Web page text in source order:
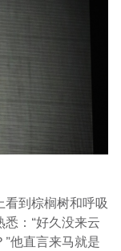
到棕榈树和呼吸
：“好久没来云
他直言来马就是